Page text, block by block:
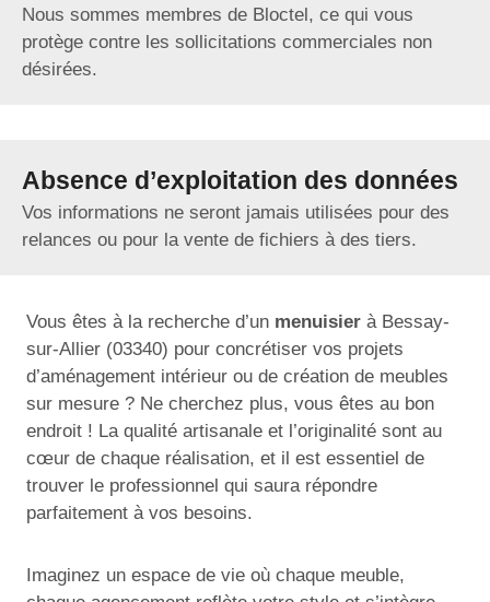
Nous sommes membres de Bloctel, ce qui vous
protège contre les sollicitations commerciales non
désirées.
Absence d’exploitation des données
Vos informations ne seront jamais utilisées pour des
relances ou pour la vente de fichiers à des tiers.
Vous êtes à la recherche d’un menuisier à Bessay-
sur-Allier (03340) pour concrétiser vos projets
d’aménagement intérieur ou de création de meubles
sur mesure ? Ne cherchez plus, vous êtes au bon
endroit ! La qualité artisanale et l’originalité sont au
cœur de chaque réalisation, et il est essentiel de
trouver le professionnel qui saura répondre
parfaitement à vos besoins.
Imaginez un espace de vie où chaque meuble,